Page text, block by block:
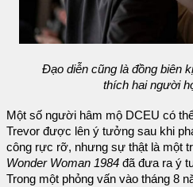
Đạo diễn cũng là đồng biên
thích hai người
Một số người hâm mộ DCEU có
Trevor được lên ý tưởng sau khi
công rực rỡ, nhưng sự thật là một
Wonder Woman 1984 đã đưa ra ý
Trong một phỏng vấn vào tháng 8